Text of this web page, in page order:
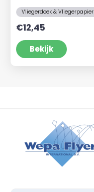
Vliegerdoek & Vliegerpapier
€12,45
Bekijk